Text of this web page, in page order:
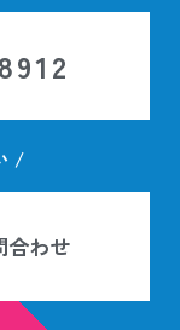
/
合わせ